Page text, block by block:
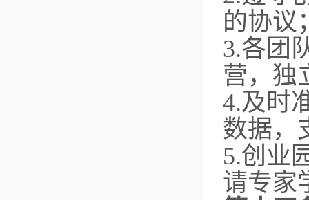
的协议
3.各团
营，独
4.及时
数据，
5.创业
请专家